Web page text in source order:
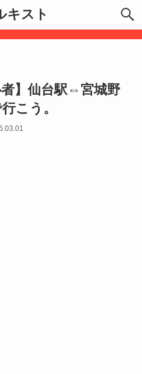
キスト
者】仙台駅⇔宮城野
こう。